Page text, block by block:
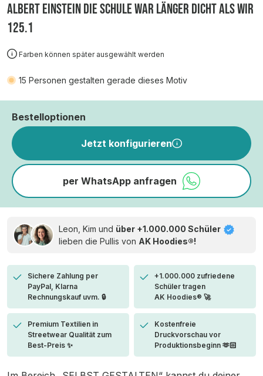
ALBERT EINSTEIN DIE SCHULE WAR LÄNGER DICHT ALS WIR
125.1
Farben können später ausgewählt werden
15 Personen gestalten gerade dieses Motiv
Bestelloptionen
Jetzt konfigurieren
per WhatsApp anfragen
Leon, Kim und über +1.000.000 Schüler
lieben die Pullis von AK Hoodies®!
Sichere Zahlung per
PayPal, Klarna
Rechnungskauf uvm. 🔒
+1.000.000 zufriedene
Schüler tragen
AK Hoodies® 🚀
Premium Textilien in
Streetwear Qualität zum
Best-Preis ✨
Kostenfreie
Druckvorschau vor
Produktionsbeginn 🫶🏻